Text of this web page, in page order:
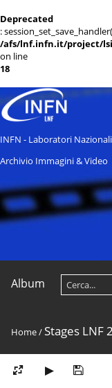
Deprecated
:
/afs/lnf.infn.it/project/
on line
18
INFN - Laboratori
Archivio Immagini & Video
Album
Home/ Stages LNF